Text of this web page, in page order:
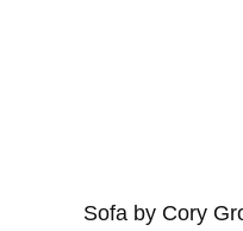
Sofa by Cory